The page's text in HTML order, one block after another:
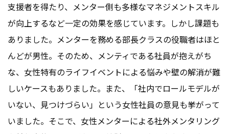
支援者を得たり、メンター側も多様なマネジメントスキル
が向上するなど一定の効果を感じています。しかし課題も
ありました。メンターを務める部長クラスの役職者はほと
んどが男性。そのため、メンティである社員が抱えがち
な、女性特有のライフイベントによる悩みや壁の解消が難
しいケースもありました。また、「社内でロールモデルが
いない、見つけづらい」という女性社員の意見も挙がって
いました。そこで、女性メンターによる社外メンタリング